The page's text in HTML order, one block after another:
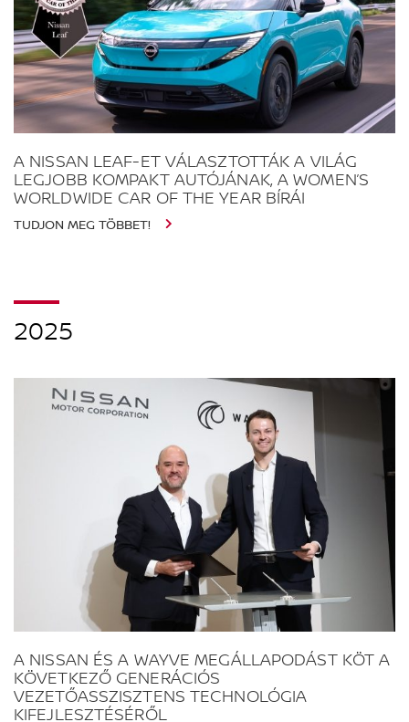
A NISSAN LEAF-ET VÁLASZTOTTÁK A VILÁG
LEGJOBB KOMPAKT AUTÓJÁNAK, A WOMEN’S
WORLDWIDE CAR OF THE YEAR BÍRÁI
TUDJON MEG TÖBBET!
2025
A NISSAN ÉS A WAYVE MEGÁLLAPODÁST KÖT A
KÖVETKEZŐ GENERÁCIÓS
VEZETŐASSZISZTENS TECHNOLÓGIA
KIFEJLESZTÉSÉRŐL